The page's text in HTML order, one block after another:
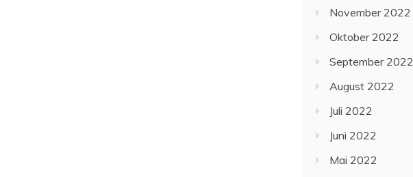
November 2022
Oktober 2022
September 2022
August 2022
Juli 2022
Juni 2022
Mai 2022